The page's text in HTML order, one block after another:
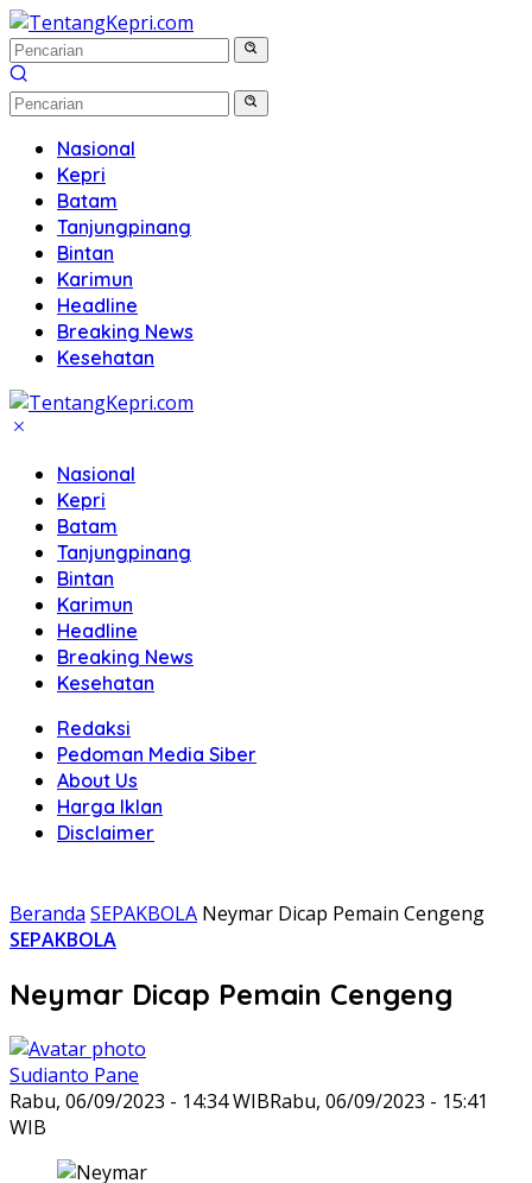
Langsung
ke
konten
Nasional
Kepri
Batam
Tanjungpinang
Bintan
Karimun
Headline
Breaking News
Kesehatan
Nasional
Kepri
Batam
Tanjungpinang
Bintan
Karimun
Headline
Breaking News
Kesehatan
Redaksi
Pedoman Media Siber
About Us
Harga Iklan
Disclaimer
Beranda SEPAKBOLA Neymar Dicap Pemain Cengeng
SEPAKBOLA
Neymar Dicap Pemain Cengeng
Sudianto Pane
Rabu, 06/09/2023 - 14:34 WIBRabu, 06/09/2023 - 15:41
WIB